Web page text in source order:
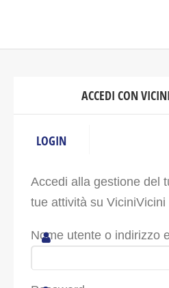
ACCEDI CON
LOGIN
Accedi alla gestione del
tue attività su ViciniVicini
Nome utente o indirizzo